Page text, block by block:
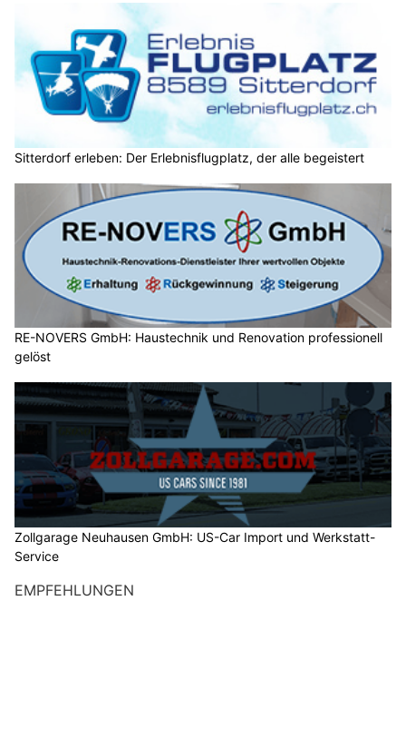
Sitterdorf erleben: Der Erlebnisflugplatz, der alle begeistert
RE-NOVERS GmbH: Haustechnik und Renovation professionell
gelöst
Zollgarage Neuhausen GmbH: US-Car Import und Werkstatt-
Service
EMPFEHLUNGEN